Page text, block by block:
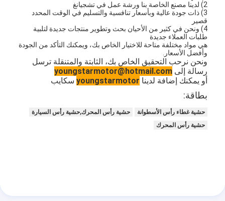
2) لدينا مصنع الخاصة بنا ورشة عمل في تشجيانغ
3) ذات جودة عالية وبأسعار تنافسية والتسليم في الوقت المحدد
قصير
4) ونحن في كثير من الأحيان بحث وتطوير منتجات جديدة لتلبية
طلبات العملاء جديدة
هي مواد مختلفة متاحة للاختيار الخاص بك، ويمكنك التأكد من الجودة
وأفضل الأسعار.
ونحن نرحب التحقيق الخاص بك، الثابتة والمتنقلة ترسل
رسالة إلىyoungstarmotor@hotmail.com
أو يمكنك إضافة لدينا youngstarmotor سكايب
بطاقة:
حشية غطاء رأس الأسطوانة
حشية رأس المحرك,حشية رأس السيارة
حشية رأس المحرك